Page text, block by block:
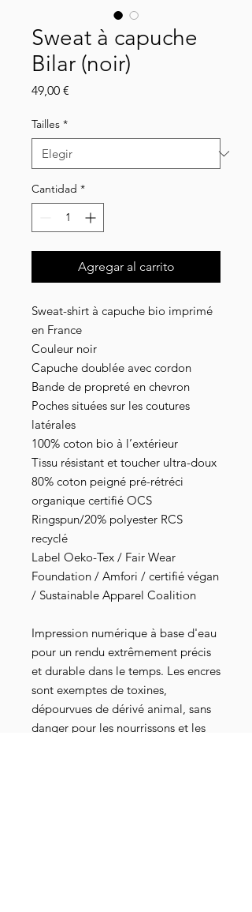
Sweat à capuche
Bilar (noir)
49,00 €
Tailles *
Cantidad *
Agregar al carrito
Sweat-shirt à capuche bio imprimé
en France
Couleur noir
Capuche doublée avec cordon
Bande de propreté en chevron
Poches situées sur les coutures
latérales
100% coton bio à l’extérieur
Tissu résistant et toucher ultra-doux
80% coton peigné pré-rétréci
organique certifié OCS
Ringspun/20% polyester RCS
recyclé
Label Oeko-Tex / Fair Wear
Foundation / Amfori / certifié végan
/ Sustainable Apparel Coalition
Impression numérique à base d'eau
pour un rendu extrêmement précis
et durable dans le temps. Les encres
sont exemptes de toxines,
dépourvues de dérivé animal, sans
danger pour les nourrissons et les